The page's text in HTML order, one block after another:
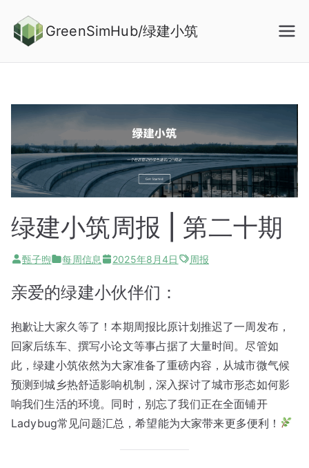
content
GreenSimHub/绿建小筑
绿建小筑周报 | 第二十期
甄子煦 每周信息 2025年8月4日 周报
亲爱的绿建小伙伴们：
抱歉让大家久等了！本期周报比原计划推迟了一周发布，
回家后练车、撰写小论文等事占据了大量时间。尽管如
此，绿建小筑依然为大家准备了重磅内容，从城市微气候
预测到城乡热舒适影响机制，深入探讨了城市形态如何影
响我们生活的环境。同时，别忘了我们正在全面铺开
Ladybug常见问题汇总，希望能为大家带来更多便利！